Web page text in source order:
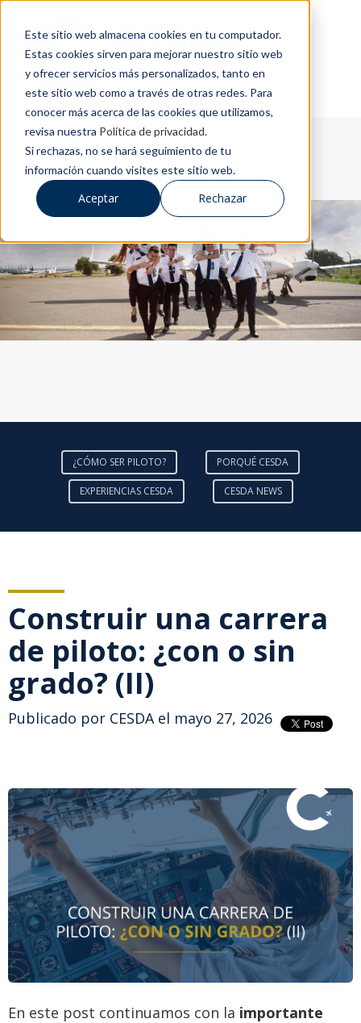
Este sitio web almacena cookies en tu computador.
Estas cookies sirven para mejorar nuestro sitio web
y ofrecer servicios más personalizados, tanto en
este sitio web como a través de otras redes. Para
conocer más acerca de las cookies que utilizamos,
revisa nuestra Política de privacidad.
Si rechazas, no se hará seguimiento de tu
información cuando visites este sitio web.
Aceptar Rechazar
¿CÓMO SER PILOTO? PORQUÉ CESDA
EXPERIENCIAS CESDA CESDA NEWS
Construir una carrera
de piloto: ¿con o sin
grado? (II)
Publicado por CESDAel mayo 27, 2026
En este post continuamos con la importante